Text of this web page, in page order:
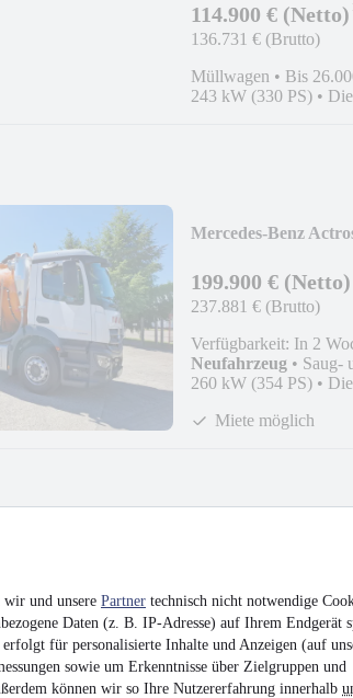
und unsere Partner technisch nicht notwendige
Daten (z. B. IP-Adresse) auf Ihrem Endgerät
für personalisierte Inhalte und Anzeigen (auf
sowie um Erkenntnisse über Zielgruppen und
können wir so Ihre Nutzererfahrung innerhalb
114.900 € (Netto)
136.731 € (Brutto)
Müllwagen • Bis
243 kW (330 PS) •
Mercedes-Benz
199.900 € (Netto)
237.881 € (Brutto)
Verfügbarkeit: In 2
Neufahrzeug • Saug-
260 kW (354 PS) •
Miete möglich
Preis auf
Verfügbarkeit: In 2
Saug- und Druckwagen
•265 kW (360 PS)•